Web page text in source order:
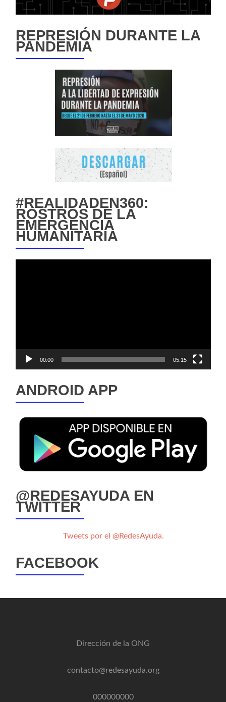
REPRESIÓN DURANTE LA
PANDEMIA
#REALIDADEN360:
ROSTROS DE LA
EMERGENCIA
HUMANITARIA
00:00 05:15
ANDROID APP
@REDESAYUDA EN
TWITTER
Tweets por el @RedesAyuda.
FACEBOOK
Dirección de la ONG
contacto@redesayuda.org
000000000